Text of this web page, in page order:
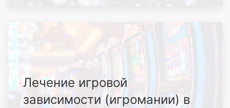
Лечение игровой
зависимости (игромании) в